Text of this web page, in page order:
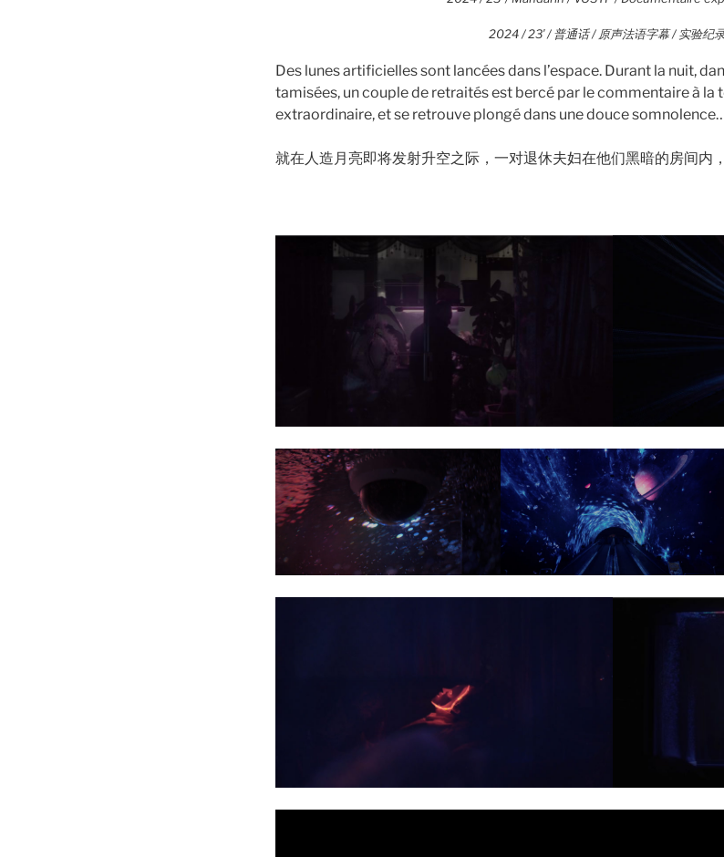
2024 / 23′ / 普通话 / 原声法语字幕 / 实验纪
Des lunes artificielles sont lancées dans l’espace. Durant la nuit,
tamisées, un couple de retraités est bercé par le commentaire à la
extraordinaire, et se retrouve plongé dans une douce
就在人造月亮即将发射升空之际，一对退休夫妇在他们黑暗的房间内